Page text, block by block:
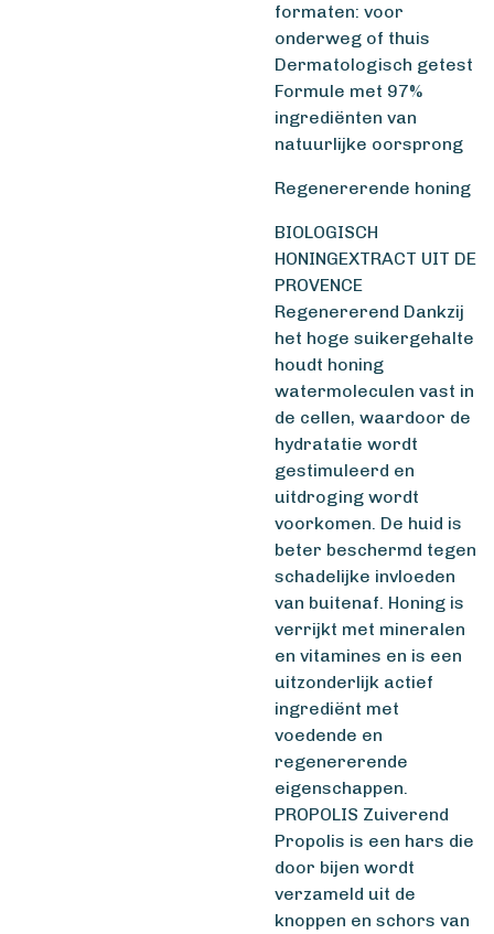
formaten: voor
onderweg of thuis
Dermatologisch getest
Formule met 97%
ingrediënten van
natuurlijke oorsprong
Regenererende honing
BIOLOGISCH
HONINGEXTRACT UIT DE
PROVENCE
Regenererend Dankzij
het hoge suikergehalte
houdt honing
watermoleculen vast in
de cellen, waardoor de
hydratatie wordt
gestimuleerd en
uitdroging wordt
voorkomen. De huid is
beter beschermd tegen
schadelijke invloeden
van buitenaf. Honing is
verrijkt met mineralen
en vitamines en is een
uitzonderlijk actief
ingrediënt met
voedende en
regenererende
eigenschappen.
PROPOLIS Zuiverend
Propolis is een hars die
door bijen wordt
verzameld uit de
knoppen en schors van